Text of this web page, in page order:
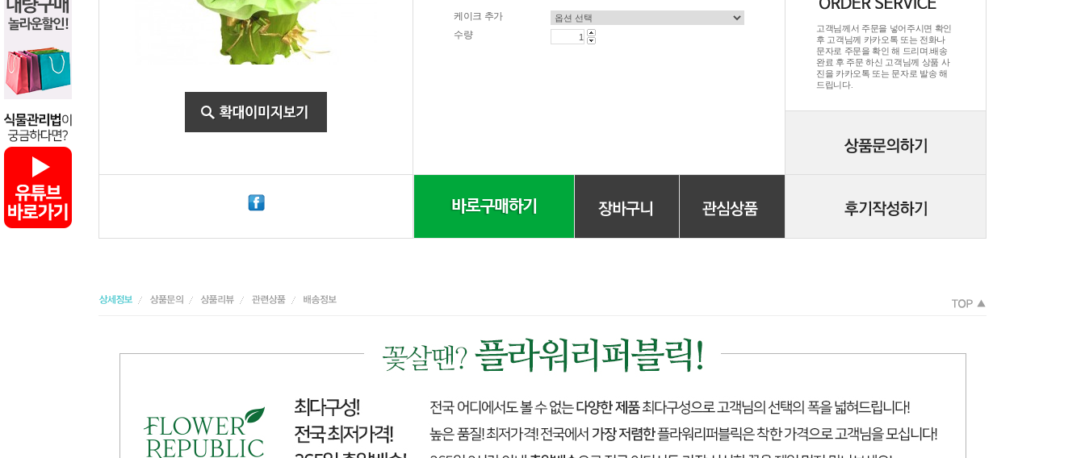
케이크 추가
수량
고객님께서 주문을 넣어주시면 확인
후 고객님께 카카오톡 또는 전화나
문자로 주문을 확인 해 드리며.배송
완료 후 주문 하신 고객님께 상품 사
진을 카카오톡 또는 문자로 발송 해
드립니다.